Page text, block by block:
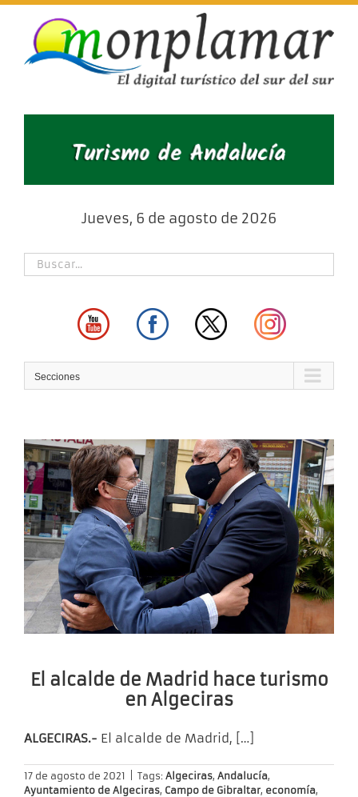
Skip
content
Jueves, 6 de agosto de 2026
Secciones
El alcalde de Madrid hace turismo
en Algeciras
ALGECIRAS.- El alcalde de Madrid, […]
17 de agosto de 2021 Tags: Algeciras, Andalucía,
Ayuntamiento de Algeciras, Campo de Gibraltar, economía,